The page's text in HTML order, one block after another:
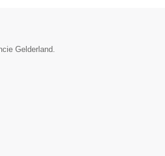
Gelderland.